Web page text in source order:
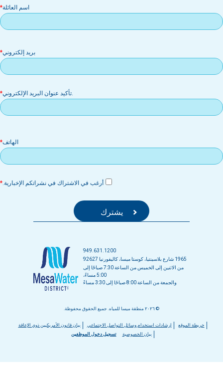
اسم العائلة
بريد إلكتروني
.تأكيد عنوان البريد الإلكتروني
الهاتف
أرغب في الاشتراك في نشراتكم الإخبارية.
949.631.1200
1965 شارع بلاسينتيا، كوستا ميسا، كاليفورنيا 92627
من الاثنين إلى الخميس من الساعة 7:30 صباحًا إلى
5:00 مساءً،
والجمعة من الساعة 8:00 صباحًا إلى 3:30 مساءً
قائمة
خريطة الموقع إرشادات استخدام وسائل التواصل الاجتماعي
بيان قانون الأمريكيين ذوي الإعاقة
بيان الخصوصية
تسجيل دخول الموظفين